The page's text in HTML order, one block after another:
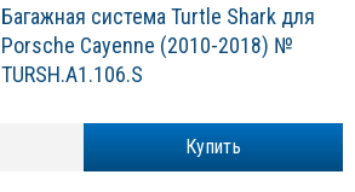
Багажная система Turtle Shark для
Porsche Cayenne (2010-2018) №
TURSH.A1.106.S
Купить